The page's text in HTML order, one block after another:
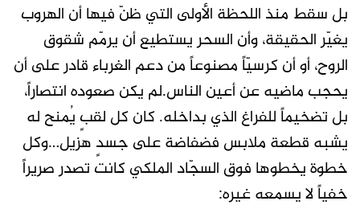
بل سقط منذ اللحظة الأولى التي ظنّ فيها أن الهروب
يغيّر الحقيقة، وأن السحر يستطيع أن يرمّم شقوق
الروح، أو أن كرسيّاً مصنوعاً من دعم الغرباء قادر على أن
يحجب ماضيه عن أعين الناس.لم يكن صعوده انتصاراً،
بل تضخيماً للفراغ الذي بداخله. كان كل لقبٍ يُمنح له
يشبه قطعة ملابس فضفاضة على جسدٍ هزيل…وكل
خطوة يخطوها فوق السجّاد الملكي كانت تصدر صريراً
خفياً لا يسمعه غيره: